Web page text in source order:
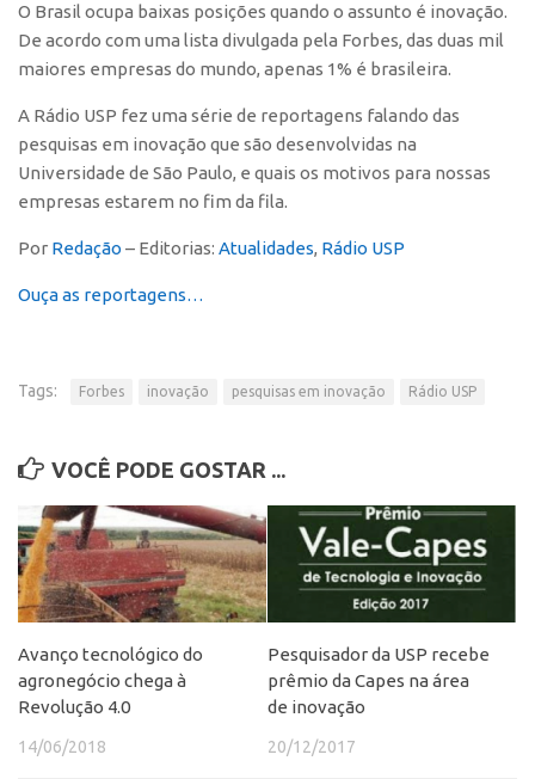
PGI-USP
Conexão USP
Portal do Inventor
Inteligência Competitiva
Editais
Pesquisa na USP
PRPI/USP
InovaUSP
Comunicação
Eventos
Agenda AUSPIN
O Brasil ocupa baixas posições quando o assunto é inovação.
De acordo com uma lista divulgada pela Forbes, das duas mil
maiores empresas do mundo, apenas 1% é brasileira.
A Rádio USP fez uma série de reportagens falando das
pesquisas em inovação que são desenvolvidas na
Universidade de São Paulo, e quais os motivos para nossas
empresas estarem no fim da fila.
Por Redação – Editorias: Atualidades, Rádio USP
Ouça as reportagens…
Tags: Forbes inovação pesquisas em inovação Rádio USP
VOCÊ PODE GOSTAR ...
Avanço tecnológico do
agronegócio chega à
Revolução 4.0
14/06/2018
Pesquisador da USP recebe
prêmio da Capes na área
de inovação
20/12/2017